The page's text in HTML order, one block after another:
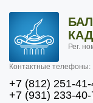
Рег.
Контактные телефоны:
+7 (812) 251-
+7 (931) 233-